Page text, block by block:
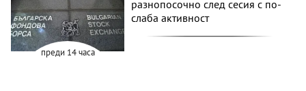
преди 14 часа
разнопосочно след сесия с по-
слаба активност